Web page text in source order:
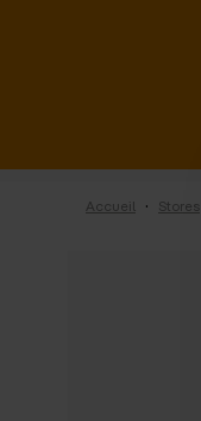
Accueil · Stores